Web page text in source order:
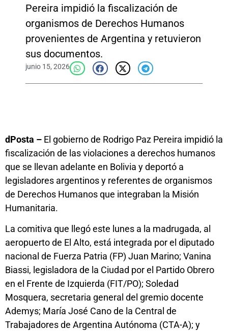
Pereira impidió la fiscalización de
organismos de Derechos Humanos
provenientes de Argentina y retuvieron
sus documentos.
junio 15, 2026
dPosta – El gobierno de Rodrigo Paz Pereira impidió la
fiscalización de las violaciones a derechos humanos
que se llevan adelante en Bolivia y deportó a
legisladores argentinos y referentes de organismos
de Derechos Humanos que integraban la Misión
Humanitaria.
La comitiva que llegó este lunes a la madrugada, al
aeropuerto de El Alto, está integrada por el diputado
nacional de Fuerza Patria (FP) Juan Marino; Vanina
Biassi, legisladora de la Ciudad por el Partido Obrero
en el Frente de Izquierda (FIT/PO); Soledad
Mosquera, secretaria general del gremio docente
Ademys; María José Cano de la Central de
Trabajadores de Argentina Autónoma (CTA-A); y